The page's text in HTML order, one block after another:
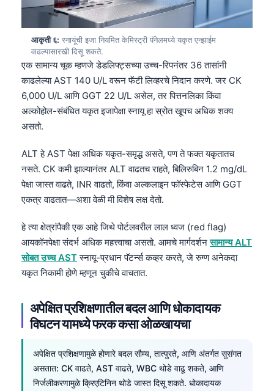
आकृती ६: स्नायूंची इजा नियमित केमिस्ट्री पॅनेलमध्ये यकृत एन्झाईम
वाढल्यासारखी दिसू शकते.
एक सामान्य चूक म्हणजे डेडलिफ्ट्सच्या उच्च-रिपनंतर 36 तासांनी
काढलेल्या AST 140 U/L वरून फॅटी लिव्हरचे निदान करणे. जर CK
6,000 U/L आणि GGT 22 U/L असेल, तर पित्तनलिका किंवा
अल्कोहोल-संबंधित यकृत इजापेक्षा स्नायू हा स्रोत खूपच अधिक शक्य
असतो.
ALT हे AST पेक्षा अधिक यकृत-समृद्ध असते, पण ते फक्त यकृतातच
नसते. CK कमी झाल्यानंतर ALT वाढतच राहते, बिलिरुबिन 1.2 mg/dL
पेक्षा जास्त वाढते, INR वाढतो, किंवा अल्कलाइन फॉस्फेटेस आणि GGT
एकत्र वाढतात—अशा वेळी मी विशेष लक्ष देतो.
हे त्या क्षेत्रांपैकी एक आहे जिथे पोर्टलवरील लाल ध्वज (red flag)
आयकॉनपेक्षा संदर्भ अधिक महत्त्वाचा असतो. आमचे मार्गदर्शनसामान्य ALT
सोबत उच्च ASTस्नायू-प्रधान पॅटर्न्स कव्हर करते, जे रुग्ण अनेकदा
यकृत निकामी होणे म्हणून चुकीचे वाचतात.
अपेक्षित प्रशिक्षणातील बदल आणि धोकादायक
विघटन यामध्ये फरक कसा ओळखायचा
अपेक्षित प्रशिक्षणामुळे होणारे बदल सौम्य, तात्पुरते, आणि अंतर्गत सुसंगत
असतात: CK वाढते, AST वाढते, WBC थोडे वाढू शकते, आणि
निर्जलीकरणामुळे क्रिएटिनिन थोडे जास्त दिसू शकते. धोकादायक